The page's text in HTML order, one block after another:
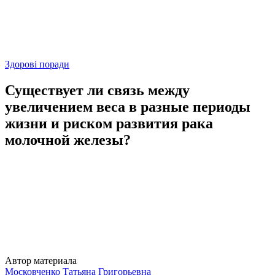
Здорові поради
Существует ли связь между
увеличением веса в разные периоды
жизни и риском развития рака
молочной железы?
Автор материала
Московченко Татьяна Григорьевна